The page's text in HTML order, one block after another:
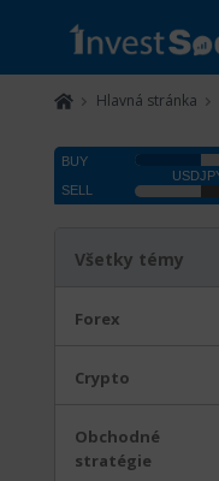
Hlavná stránka
Všetky témy
Forex
Crypto
Obchodné
stratégie